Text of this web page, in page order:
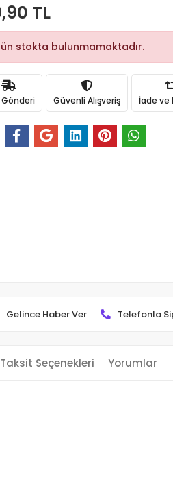
TL
stokta bulunmamaktadır.
Gönderi Güvenli Alışveriş İade ve
Gelince Haber Ver Telefonla
Taksit Seçenekleri Yorumlar